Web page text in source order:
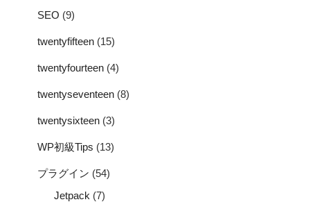
SEO (9)
twentyfifteen (15)
twentyfourteen (4)
twentyseventeen (8)
twentysixteen (3)
WP初級Tips (13)
プラグイン (54)
Jetpack (7)